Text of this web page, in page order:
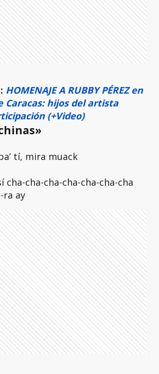
HOMENAJE A RUBBY PÉREZ en
Caracas: hijos del artista
(+Video)
tí, mira muack
cha-cha-cha-cha-cha-cha-cha
ay